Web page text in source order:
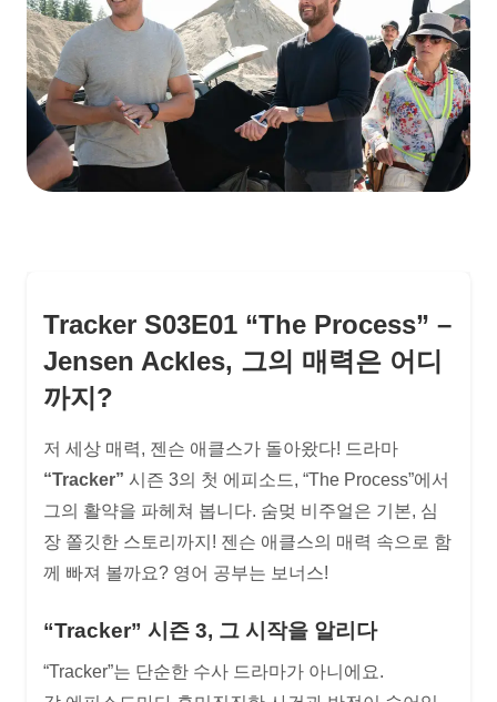
Tracker S03E01 “The Process” –
Jensen Ackles, 그의 매력은 어디
까지?
저 세상 매력, 젠슨 애클스가 돌아왔다! 드라마
“Tracker” 시즌 3의 첫 에피소드, “The Process”에서
그의 활약을 파헤쳐 봅니다. 숨멎 비주얼은 기본, 심
장 쫄깃한 스토리까지! 젠슨 애클스의 매력 속으로 함
께 빠져 볼까요? 영어 공부는 보너스!
“Tracker” 시즌 3, 그 시작을 알리다
“Tracker”는 단순한 수사 드라마가 아니에요.